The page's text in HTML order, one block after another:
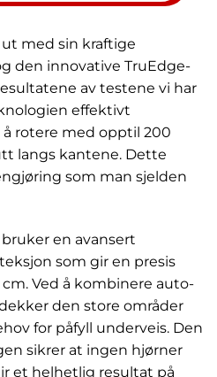
med sin kraftige
den innovative TruEdge-
av testene vi har
effektivt
rotere med opptil 200
langs kantene. Dette
som man sjelden
en avansert
som gir en presis
Ved å kombinere auto-
den store områder
for påfyll underveis. Den
sikrer at ingen hjørner
et helhetlig resultat på